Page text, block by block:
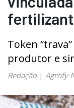
Token
produtor e
Redação| Agrofy